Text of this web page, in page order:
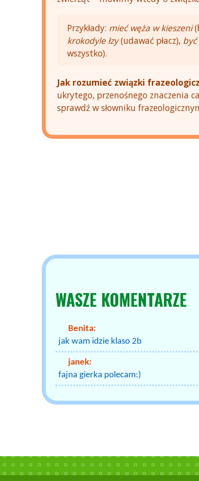
Przykłady: mieć węża w kieszeni
krokodyle łzy(udawać płacz), być
wszystko).
Jak rozumieć związki
ukrytego, przenośnego znaczenia
sprawdź w słowniku
WASZE KOMENTARZE
Benita:
jak wam idzie klaso 2b
janek:
fajna gierka polecam:)